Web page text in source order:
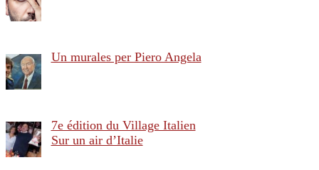
Un murales per Piero Angela
7e édition du Village Italien
Sur un air d’Italie